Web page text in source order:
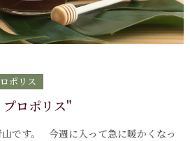
ポリス
ロポリス"
です。 今週に入って急に暖かくなっ